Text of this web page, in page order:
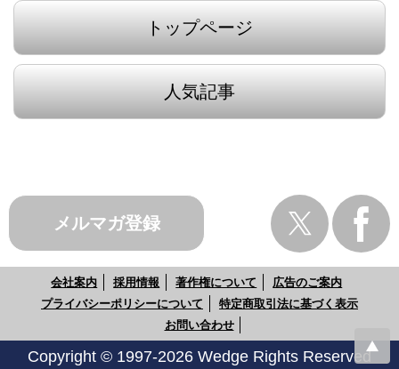
トップページ
人気記事
メルマガ登録
会社案内 採用情報 著作権について
広告のご案内
プライバシーポリシーについて
特定商取引法に基づく表示
お問い合わせ
Copyright © 1997-2026 Wedge Rights Reserved